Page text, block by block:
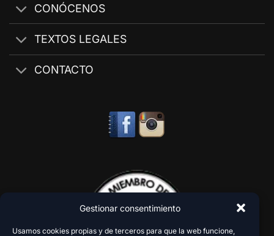
Gestionar consentimiento
Usamos cookies propias y de terceros para que la web funcione,
CONÓCENOS
TEXTOS LEGALES
CONTACTO